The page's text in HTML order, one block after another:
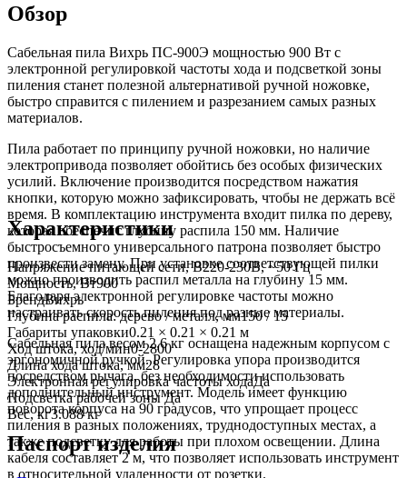
Обзор
Сабельная пила Вихрь ПС-900Э мощностью 900 Вт с
электронной регулировкой частоты хода и подсветкой зоны
пиления станет полезной альтернативой ручной ножовке,
быстро справится с пилением и разрезанием самых разных
материалов.
Пила работает по принципу ручной ножовки, но наличие
электропривода позволяет обойтись без особых физических
усилий. Включение производится посредством нажатия
кнопки, которую можно зафиксировать, чтобы не держать всё
время. В комплектацию инструмента входит пилка по дереву,
которая обеспечит глубину распила 150 мм. Наличие
быстросъемного универсального патрона позволяет быстро
произвести замену. При установке соответствующей пилки
можно производить распил металла на глубину 15 мм.
Благодаря электронной регулировке частоты можно
настраивать скорость пиления под разные материалы.
Сабельная пила весом 2,6 кг оснащена надежным корпусом с
эргономичной ручкой. Регулировка упора производится
посредством рычага, без необходимости использовать
дополнительный инструмент. Модель имеет функцию
поворота корпуса на 90 градусов, что упрощает процесс
пиления в разных положениях, труднодоступных местах, а
также подсветку для работы при плохом освещении. Длина
кабеля составляет 2 м, что позволяет использовать инструмент
в относительной удаленности от розетки.
Характеристики
Напряжение питающей сети, В220-230В, ~50 Гц
Мощность, Вт900
БрендВихрь
Глубина распила: дерево / металл, мм150 / 15
Габариты упаковки0.21 × 0.21 × 0.21 м
Ход штока, ход/мин0-2800
Длина хода штока, мм28
Электронная регулировка частоты ходаДа
Подсветка рабочей зоныДа
Вес, кг3.088 кг
Паспорт изделия